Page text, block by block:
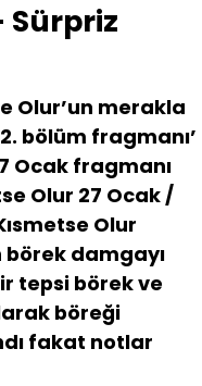
Sürpriz
Olur’un merakla
bölüm fragmanı’
Ocak fragmanı
Olur 27 Ocak /
Olur
börek damgayı
tepsi börek ve
böreği
fakat notlar